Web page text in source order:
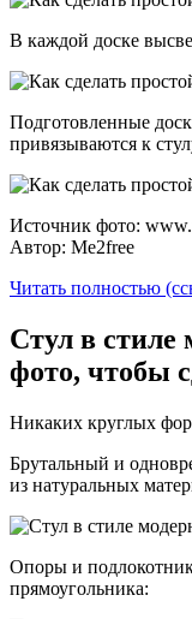
В каждой доске
Подготовленные
привязываются к
Источник фото:
Автор: Me2free
Читать полностью
Стул в стиле
фото, чтобы
Никаких круглых
Брутальный и
из натуральных
Опоры и
прямоугольника: